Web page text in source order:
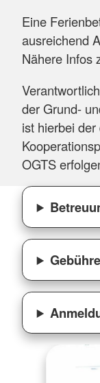
Eine
ausreichend
Nähere Infos
der Grund-
ist hierbei
OGTS